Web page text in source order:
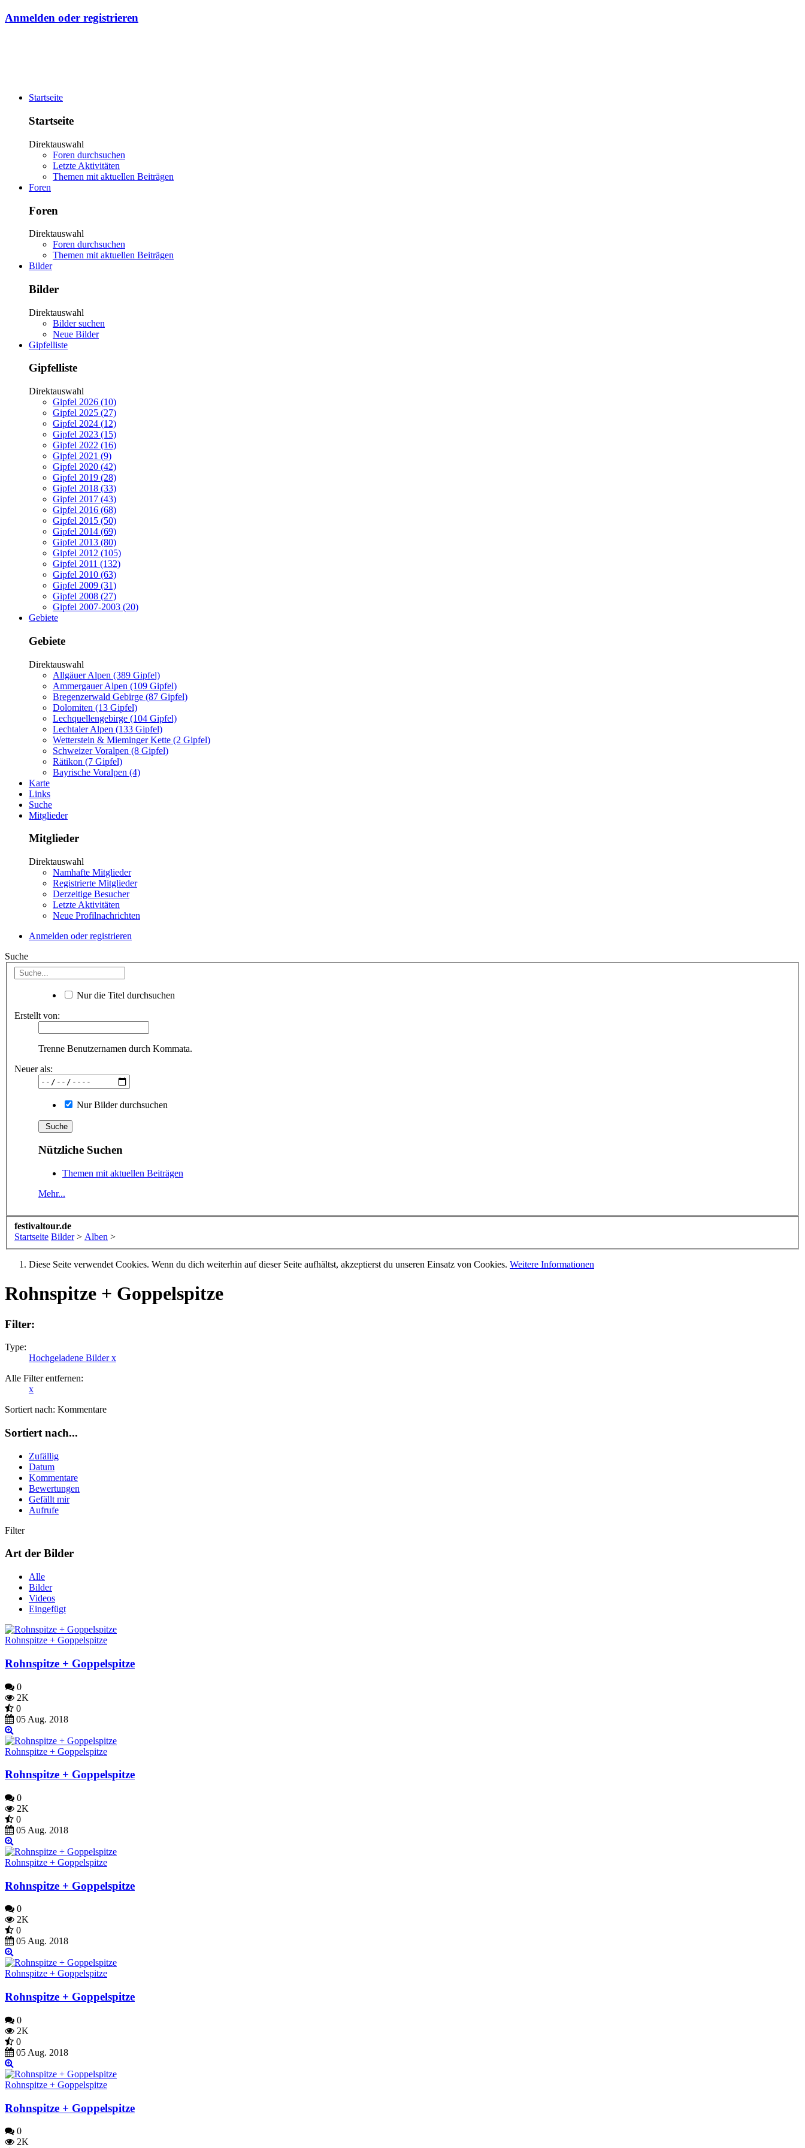
Anmelden oder registrieren
Startseite
Startseite
Direktauswahl
Foren durchsuchen
Letzte Aktivitäten
Themen mit aktuellen Beiträgen
Foren
Foren
Direktauswahl
Foren durchsuchen
Themen mit aktuellen Beiträgen
Bilder
Bilder
Direktauswahl
Bilder suchen
Neue Bilder
Gipfelliste
Gipfelliste
Direktauswahl
Gipfel 2026 (10)
Gipfel 2025 (27)
Gipfel 2024 (12)
Gipfel 2023 (15)
Gipfel 2022 (16)
Gipfel 2021 (9)
Gipfel 2020 (42)
Gipfel 2019 (28)
Gipfel 2018 (33)
Gipfel 2017 (43)
Gipfel 2016 (68)
Gipfel 2015 (50)
Gipfel 2014 (69)
Gipfel 2013 (80)
Gipfel 2012 (105)
Gipfel 2011 (132)
Gipfel 2010 (63)
Gipfel 2009 (31)
Gipfel 2008 (27)
Gipfel 2007-2003 (20)
Gebiete
Gebiete
Direktauswahl
Allgäuer Alpen (389 Gipfel)
Ammergauer Alpen (109 Gipfel)
Bregenzerwald Gebirge (87 Gipfel)
Dolomiten (13 Gipfel)
Lechquellengebirge (104 Gipfel)
Lechtaler Alpen (133 Gipfel)
Wetterstein & Mieminger Kette (2 Gipfel)
Schweizer Voralpen (8 Gipfel)
Rätikon (7 Gipfel)
Bayrische Voralpen (4)
Karte
Links
Suche
Mitglieder
Mitglieder
Direktauswahl
Namhafte Mitglieder
Registrierte Mitglieder
Derzeitige Besucher
Letzte Aktivitäten
Neue Profilnachrichten
Anmelden oder registrieren
Suche
Nur die Titel durchsuchen
Erstellt von:
Trenne Benutzernamen durch Kommata.
Neuer als:
Nur Bilder durchsuchen
Nützliche Suchen
Themen mit aktuellen Beiträgen
Mehr...
festivaltour.de
Startseite Bilder > Alben >
Diese Seite verwendet Cookies. Wenn du dich weiterhin auf dieser Seite aufhältst, akzeptierst du unseren Einsatz von Cookies. Weitere Informationen
Rohnspitze + Goppelspitze
Filter:
Type:
Hochgeladene Bilderx
Alle Filter entfernen:
x
Sortiert nach: Kommentare
Sortiert nach...
Zufällig
Datum
Kommentare
Bewertungen
Gefällt mir
Aufrufe
Filter
Art der Bilder
Alle
Bilder
Videos
Eingefügt
Rohnspitze + Goppelspitze
Rohnspitze + Goppelspitze
0
2K
0
05 Aug. 2018
Rohnspitze + Goppelspitze
Rohnspitze + Goppelspitze
0
2K
0
05 Aug. 2018
Rohnspitze + Goppelspitze
Rohnspitze + Goppelspitze
0
2K
0
05 Aug. 2018
Rohnspitze + Goppelspitze
Rohnspitze + Goppelspitze
0
2K
0
05 Aug. 2018
Rohnspitze + Goppelspitze
Rohnspitze + Goppelspitze
0
2K